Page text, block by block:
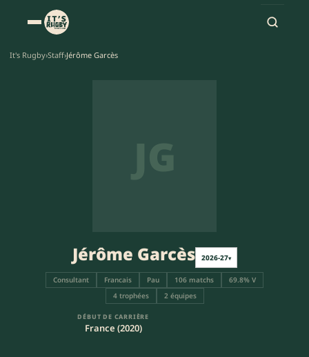
It's Rugby›Staff›Jérôme Garcès
JG
Jérôme Garcès 2026-27▾
Consultant Francais Pau 106 matchs
69.8% V
4 trophées
2 équipes
DÉBUT DE CARRIÈRE
France (2020)